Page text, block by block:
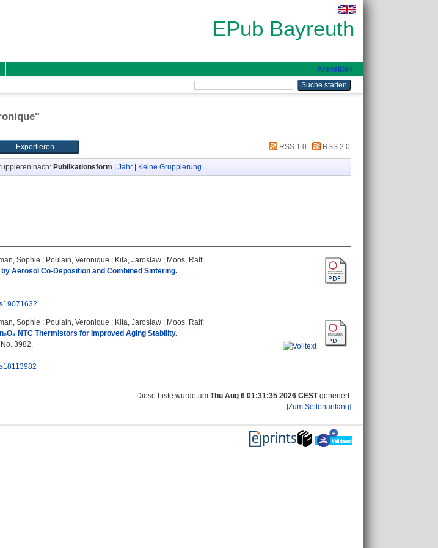
EPub Bayreuth
Anmelden
"
RSS 1.0 RSS 2.0
nach: Publikationsform Jahr| Keine Gruppierung
Sophie ; Poulain, Veronique ; Kita, Jaroslaw ; Moos, Ralf:
Aerosol Co-Deposition and Combined Sintering.
Sophie ; Poulain, Veronique ; Kita, Jaroslaw ; Moos, Ralf:
NTC Thermistors for Improved Aging Stability.
3982.
Diese Liste wurde am Thu Aug 6 01:31:35 2026 CESTgeneriert.
[Zum Seitenanfang]